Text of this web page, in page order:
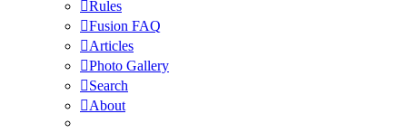
Rules
Fusion FAQ
Articles
Photo Gallery
Search
About